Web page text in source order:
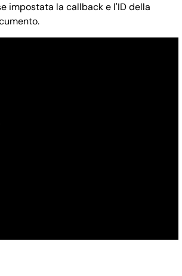
codice fiscale del richiedente."
assistenza e rappresentanza del Caf
&& $6 && $7) || ($0 && $1 && $2 &&
impostata la callback e l'ID della